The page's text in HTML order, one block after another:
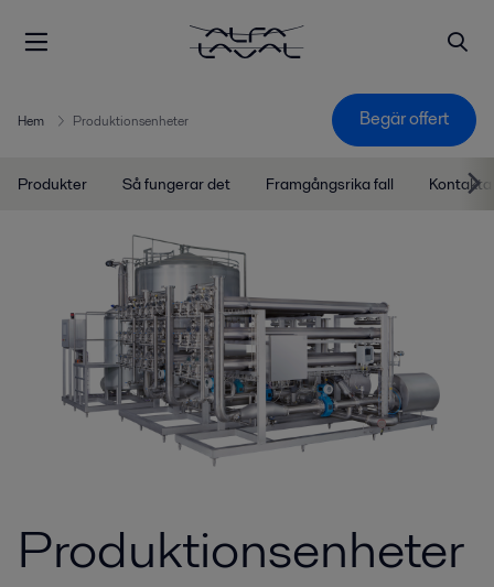
Hem Produktionsenheter Begär offert
Produkter Så fungerar det Framgångsrika fall
Produktionsenheter